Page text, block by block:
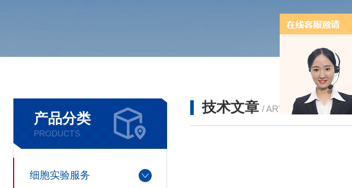
产品分类
PRODUCTS
细胞实验服务
技术文章 / ARTICLE